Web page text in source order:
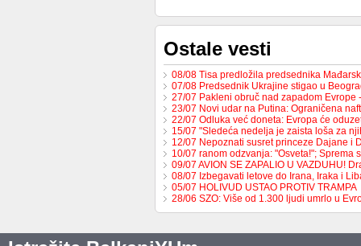
Ostale vesti
08/08 Tisa predložila predsednika
07/08 Predsednik Ukrajine stigao u
27/07 Pakleni obruč nad zapadom Evrope
23/07 Novi udar na Putina: Ograničena
22/07 Odluka već doneta: Evropa će
15/07 "Sledeća nedelja je zaista loša za
12/07 Nepoznati susret princeze Dajane i
10/07 ranom odzvanja: "Osveta!"; Sprema
09/07 AVION SE ZAPALIO U VAZDUHU!
08/07 Izbegavati letove do Irana, Iraka i
05/07 HOLIVUD USTAO PROTIV TRAMPA
28/06 SZO: Više od 1.300 ljudi umrlo u